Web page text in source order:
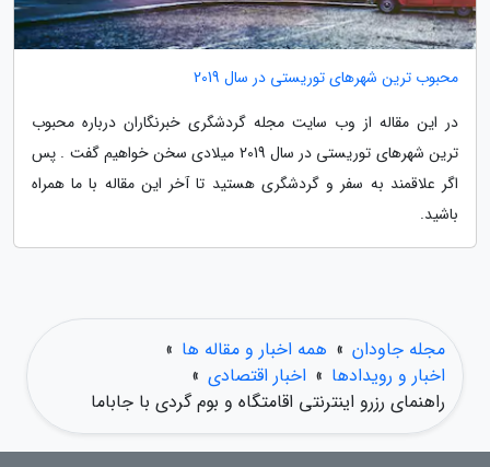
محبوب ترین شهرهای توریستی در سال 2019
در این مقاله از وب سایت مجله گردشگری خبرنگاران درباره محبوب
ترین شهرهای توریستی در سال 2019 میلادی سخن خواهیم گفت . پس
اگر علاقمند به سفر و گردشگری هستید تا آخر این مقاله با ما همراه
باشید.
مجله جاودان » همه اخبار و مقاله ها »
اخبار و رویدادها » اخبار اقتصادی »
راهنمای رزرو اینترنتی اقامتگاه و بوم گردی با جاباما